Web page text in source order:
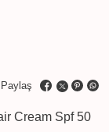
Paylaş
Cream Spf 50